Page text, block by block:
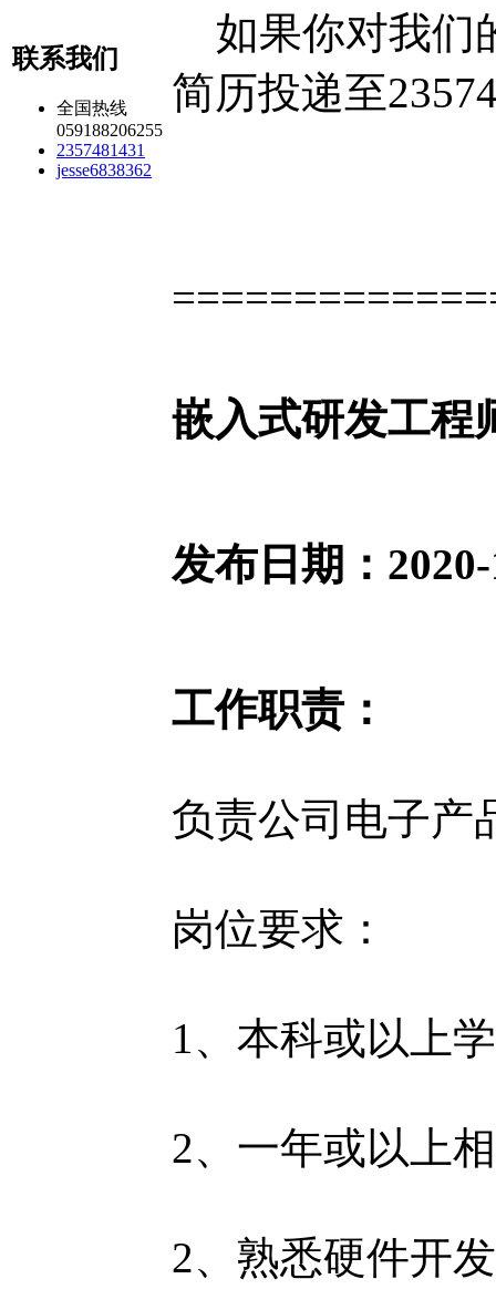
联系我们
全国热线
059188206255
2357481431
jesse6838362
如果你对我们
简历投递至
嵌入式研发工程
发布日期：
工作职责：
负责公司电子产
岗位要求：
1、本科或以上
2、一年或以上
2、熟悉硬件开